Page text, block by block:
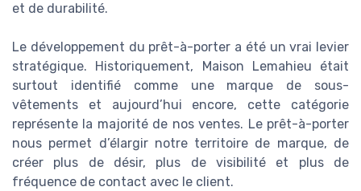
et de durabilité.
Le développement du prêt-à-porter a été un vrai levier
stratégique. Historiquement, Maison Lemahieu était
surtout identifié comme une marque de sous-
vêtements et aujourd’hui encore, cette catégorie
représente la majorité de nos ventes. Le prêt-à-porter
nous permet d’élargir notre territoire de marque, de
créer plus de désir, plus de visibilité et plus de
fréquence de contact avec le client.